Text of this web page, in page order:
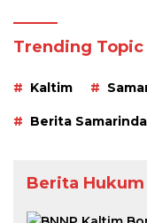
Trending Topic
Kaltim
Berita Samarinda
Berita